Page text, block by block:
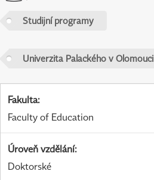
Studijní programy
Univerzita Palackého v Olomouci
Fakulta:
Faculty of Education
Úroveň vzdělání:
Doktorské